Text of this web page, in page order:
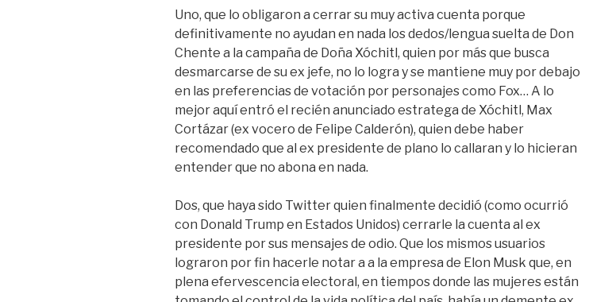
Uno, que lo obligaron a cerrar su muy activa cuenta porque
definitivamente no ayudan en nada los dedos/lengua suelta de Don
Chente a la campaña de Doña Xóchitl, quien por más que busca
desmarcarse de su ex jefe, no lo logra y se mantiene muy por debajo
en las preferencias de votación por personajes como Fox… A lo
mejor aquí entró el recién anunciado estratega de Xóchitl, Max
Cortázar (ex vocero de Felipe Calderón), quien debe haber
recomendado que al ex presidente de plano lo callaran y lo hicieran
entender que no abona en nada.
Dos, que haya sido Twitter quien finalmente decidió (como ocurrió
con Donald Trump en Estados Unidos) cerrarle la cuenta al ex
presidente por sus mensajes de odio. Que los mismos usuarios
lograron por fin hacerle notar a a la empresa de Elon Musk que, en
plena efervescencia electoral, en tiempos donde las mujeres están